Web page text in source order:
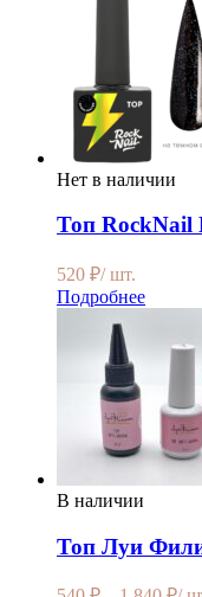
Нет в наличии
Топ RockNail
520 ₽/ шт.
Подробнее
В наличии
Топ Луи